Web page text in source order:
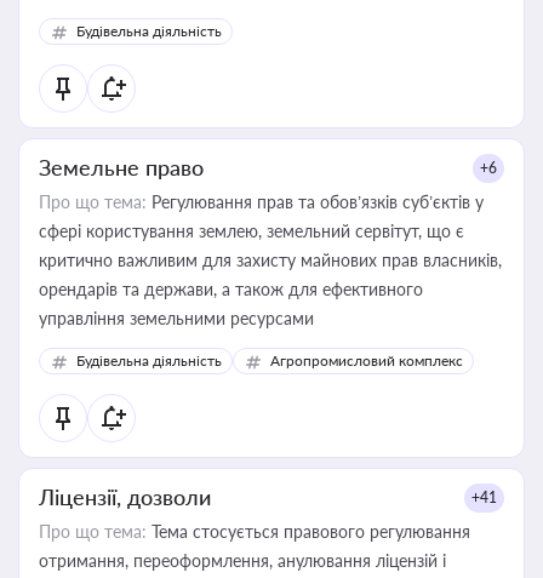
Будівельна діяльність
Земельне право +6
Про що тема: Регулювання прав та обов’язків суб’єктів у
сфері користування землею, земельний сервітут, що є
критично важливим для захисту майнових прав власників,
орендарів та держави, а також для ефективного
управління земельними ресурсами
Будівельна діяльність Агропромисловий комплекс
Ліцензії, дозволи +41
Про що тема: Тема стосується правового регулювання
отримання, переоформлення, анулювання ліцензій і